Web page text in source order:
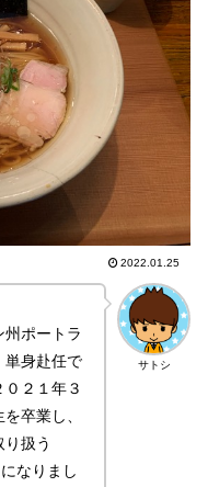
2022.01.25
サトシ
州ポートラ
単身赴任で
２１年３
卒業し、
扱う
なりまし